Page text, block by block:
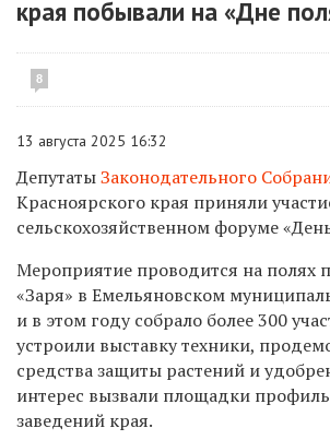
края побывали на «Дне
8
13 августа 2025 16:32
ДепутатыЗаконодательного
Красноярского края приняли
сельскохозяйственном форуме
Мероприятие проводится на полях
«Заря» в Емельяновском
и в этом году собрало более 300
устроили выставку техники,
средства защиты растений и
интерес вызвали площадки
заведений края.